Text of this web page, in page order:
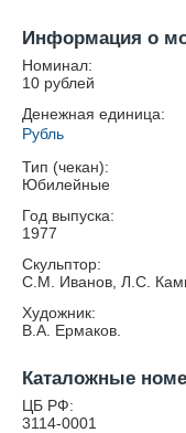
Информация о
Номинал:
10 рублей
Денежная единица:
Рубль
Тип (чекан):
Юбилейные
Год выпуска:
1977
Скульптор:
С.М. Иванов, Л.С.
Художник:
В.А. Ермаков.
Каталожные
ЦБ РФ:
3114-0001